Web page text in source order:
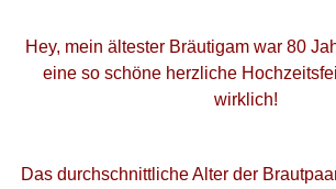
Hey, mein ältester Bräutigam war 80
eine so schöne herzliche
wirklich!
Das durchschnittliche Alter der